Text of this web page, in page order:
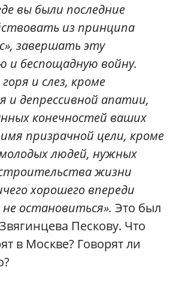
вы были последние
из принципа
завершать эту
и беспощадную войну.
и слез, кроме
и депрессивной апатии,
конечностей ваших
призрачной цели, кроме
людей, нужных
жизни
хорошего впереди
остановиться». Это был
Пескову. Что
в Москве? Говорят ли